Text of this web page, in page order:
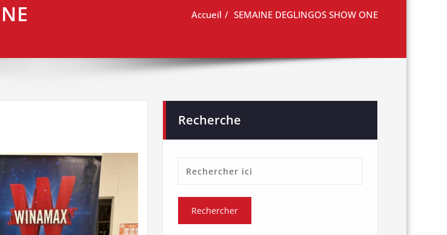
Accueil SEMAINE DEGLINGOS SHOW ONE
Recherche